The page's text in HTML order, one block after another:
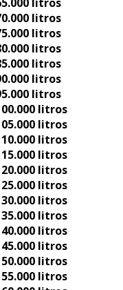
litros
litros
litros
litros
litros
litros
litros
litros
litros
litros
litros
litros
litros
litros
litros
litros
litros
litros